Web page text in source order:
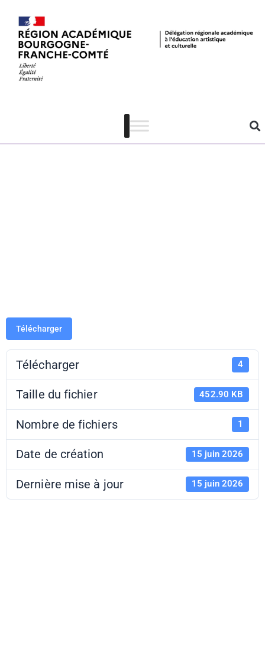
Exposition
Kovider –
Musée de
Télécharger
Télécharger 4
Taille du fichier 452.90 KB
Nombre de fichiers 1
Date de création 15 juin 2026
Dernière mise à jour 15 juin 2026